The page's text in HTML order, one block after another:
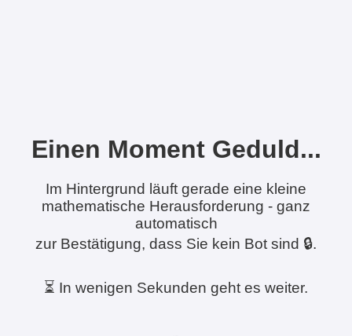
Einen Moment Geduld...
Im Hintergrund läuft gerade eine kleine
mathematische Herausforderung - ganz
automatisch
zur Bestätigung, dass Sie kein Bot sind 🔒.
⏳ In wenigen Sekunden geht es weiter.